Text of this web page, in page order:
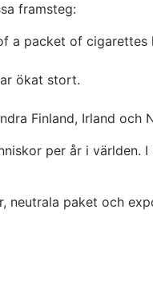
framsteg:
packet of cigarettes
ökat stort.
Finland, Irland och
per år i världen.
paket och